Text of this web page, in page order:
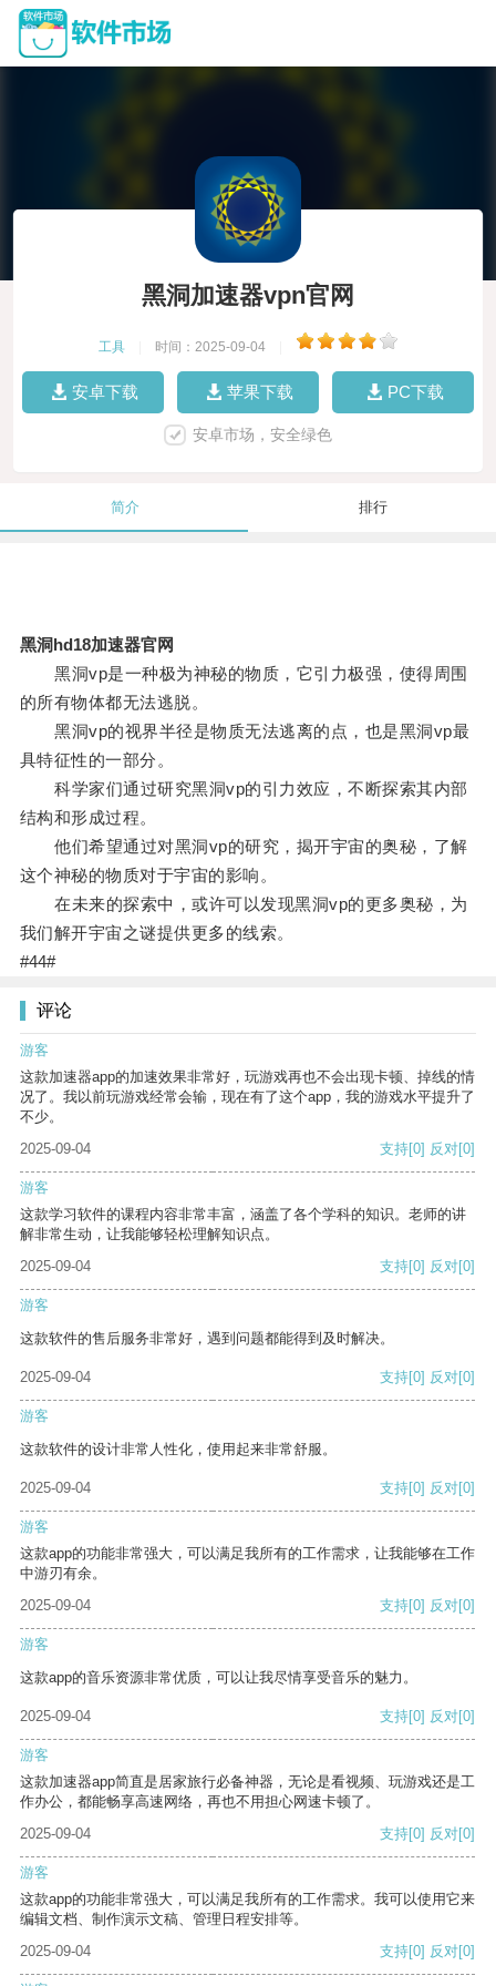
黑洞加速器vpn官网
工具 时间：2025-09-04
安卓下载 苹果下载 PC下载
安卓市场，安全绿色
简介 排行
黑洞hd18加速器官网
黑洞vp是一种极为神秘的物质，它引力极强，使得周围
的所有物体都无法逃脱。
黑洞vp的视界半径是物质无法逃离的点，也是黑洞vp最
具特征性的一部分。
科学家们通过研究黑洞vp的引力效应，不断探索其内部
结构和形成过程。
他们希望通过对黑洞vp的研究，揭开宇宙的奥秘，了解
这个神秘的物质对于宇宙的影响。
在未来的探索中，或许可以发现黑洞vp的更多奥秘，为
我们解开宇宙之谜提供更多的线索。
#44#
评论
游客
这款加速器app的加速效果非常好，玩游戏再也不会出现卡顿、掉线的情
况了。我以前玩游戏经常会输，现在有了这个app，我的游戏水平提升了
不少。
2025-09-04
支持[0] 反对[0]
游客
这款学习软件的课程内容非常丰富，涵盖了各个学科的知识。老师的讲
解非常生动，让我能够轻松理解知识点。
2025-09-04
支持[0] 反对[0]
游客
这款软件的售后服务非常好，遇到问题都能得到及时解决。
2025-09-04 支持[0] 反对[0]
游客
这款软件的设计非常人性化，使用起来非常舒服。
2025-09-04 支持[0] 反对[0]
游客
这款app的功能非常强大，可以满足我所有的工作需求，让我能够在工作
中游刃有余。
2025-09-04
支持[0] 反对[0]
游客
这款app的音乐资源非常优质，可以让我尽情享受音乐的魅力。
2025-09-04 支持[0] 反对[0]
游客
这款加速器app简直是居家旅行必备神器，无论是看视频、玩游戏还是工
作办公，都能畅享高速网络，再也不用担心网速卡顿了。
2025-09-04
支持[0] 反对[0]
游客
这款app的功能非常强大，可以满足我所有的工作需求。我可以使用它来
编辑文档、制作演示文稿、管理日程安排等。
2025-09-04
支持[0] 反对[0]